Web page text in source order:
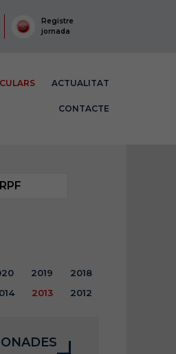
Registre
jornada
ACTUALITAT
CONTACTE
2019
2018
2013 2012